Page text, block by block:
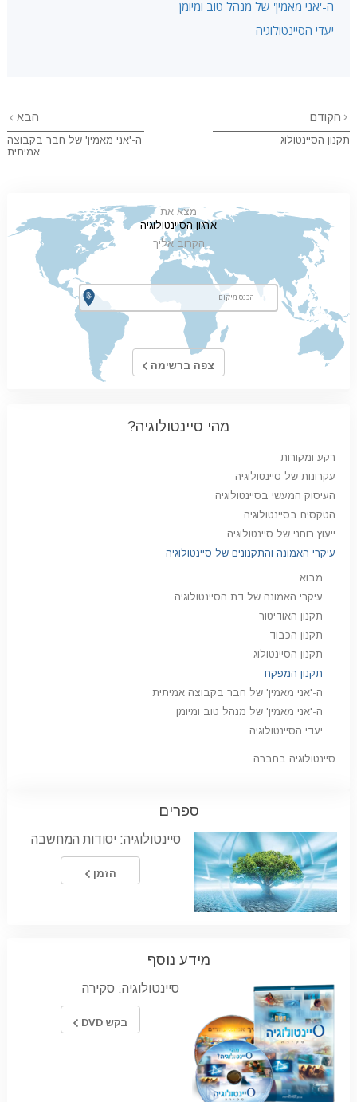
ה-'אני מאמין' של מנהל טוב ומיומן
יעדי הסיינטולוגיה
הקודם
תקנון הסיינטולוג
הבא
ה-'אני מאמין' של חבר בקבוצה
אמיתית
מצא את
ארגון הסיינטולוגיה
הקרוב אליך
צפה ברשימה
מהי סיינטולוגיה?
רקע ומקורות
עקרונות של סיינטולוגיה
העיסוק המעשי בסיינטולוגיה
הטקסים בסיינטולוגיה
ייעוץ רוחני של סיינטולוגיה
עיקרי האמונה והתקנונים של סיינטולוגיה
מבוא
עיקרי האמונה של דת הסיינטולוגיה
תקנון האודיטור
תקנון הכבוד
תקנון הסיינטולוג
תקנון המפקח
ה-'אני מאמין' של חבר בקבוצה אמיתית
ה-'אני מאמין' של מנהל טוב ומיומן
יעדי הסיינטולוגיה
סיינטולוגיה בחברה
ספרים
סיינטולוגיה: יסודות המחשבה
הזמן
מידע נוסף
סיינטולוגיה: סקירה
בקש DVD